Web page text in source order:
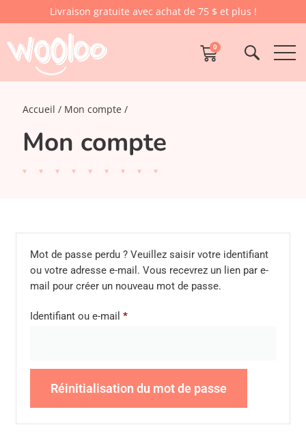
Livraison gratuite avec achat de 75 $ et plus !
0
Accueil Mon compte
Mon compte
Mot de passe perdu ? Veuillez saisir votre identifiant
ou votre adresse e-mail. Vous recevrez un lien par e-
mail pour créer un nouveau mot de passe.
Identifiant ou e-mail*
Réinitialisation du mot de passe